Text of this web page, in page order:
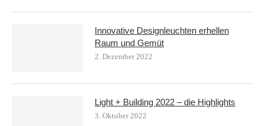
Innovative Designleuchten erhellen
Raum und Gemüt
2. Dezember 2022
Light + Building 2022 – die Highlights
3. Oktober 2022